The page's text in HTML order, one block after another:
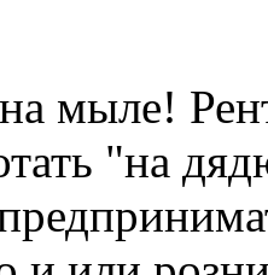
мыле!
"на